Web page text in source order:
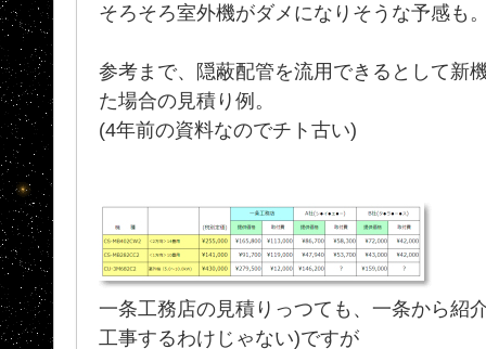
そろそろ室外機がダメになりそうな予感も
参考まで、隠蔽配管を流用できるとして新
た場合の見積り例。
(4年前の資料なのでチト古い)
一条工務店の見積りっつても、一条から紹
工事するわけじゃない)ですが